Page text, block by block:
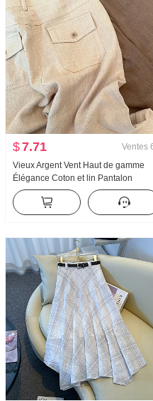
$7.71 Ventes
Vieux Argent Vent Haut de gamme
Élégance Coton et lin Pantalon
décontracté Femme Printemps Été
2026 Nouveau Ample Amincissant
Léger Pantalon droit